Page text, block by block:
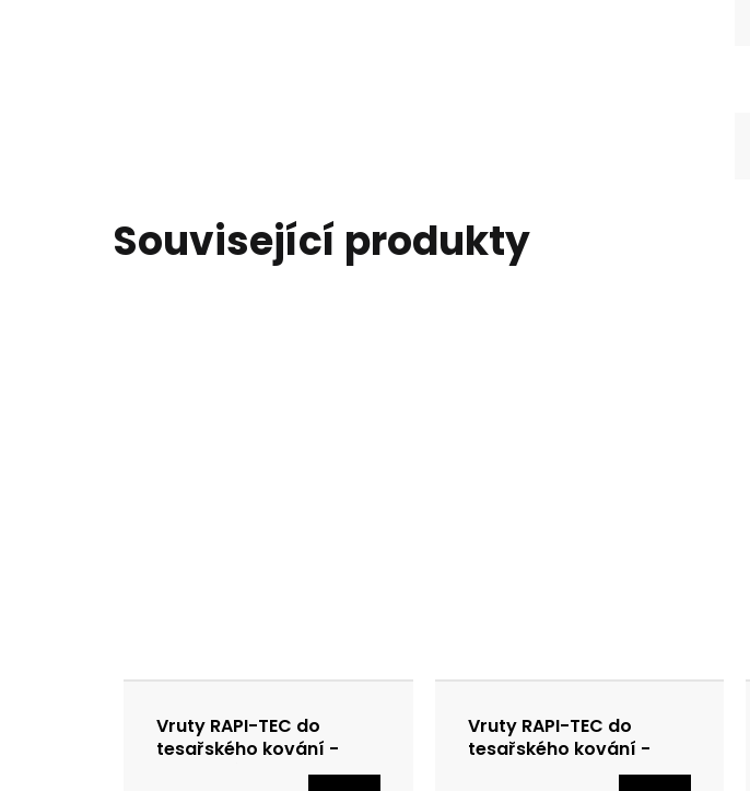
Související produkty
Vruty RAPI-TEC do
tesařského kování -
speciální povrchová
Vruty RAPI-TEC do
tesařského kování -